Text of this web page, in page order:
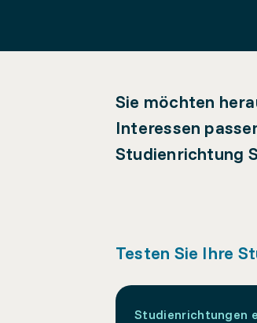
Sie möchten
Interessen
Studienrichtung
Testen Sie Ihre
Studienrichtungen